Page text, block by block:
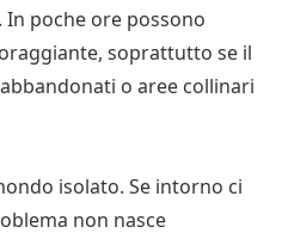
poche ore possono
soprattutto se il
o aree collinari
isolato. Se intorno ci
non nasce